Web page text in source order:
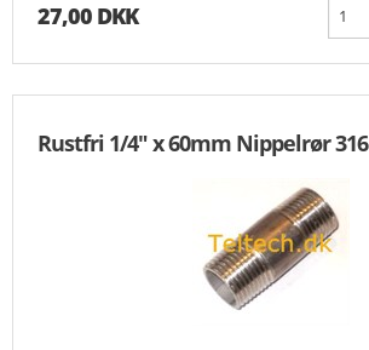
27,00 DKK
Rustfri 1/4" x 60mm Nippelrør 316